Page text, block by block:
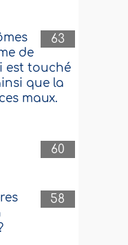
63
de
est touché
que la
maux.
60
58